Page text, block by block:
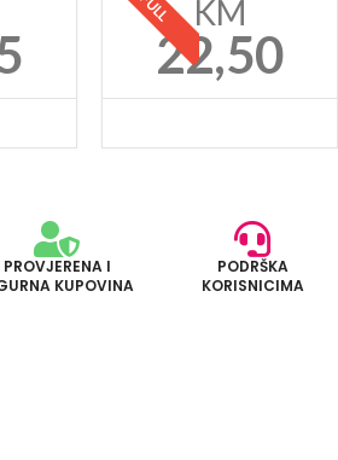
KM
22,50
PROVJERENA I
KUPOVINA
PODRŠKA
KORISNICIMA